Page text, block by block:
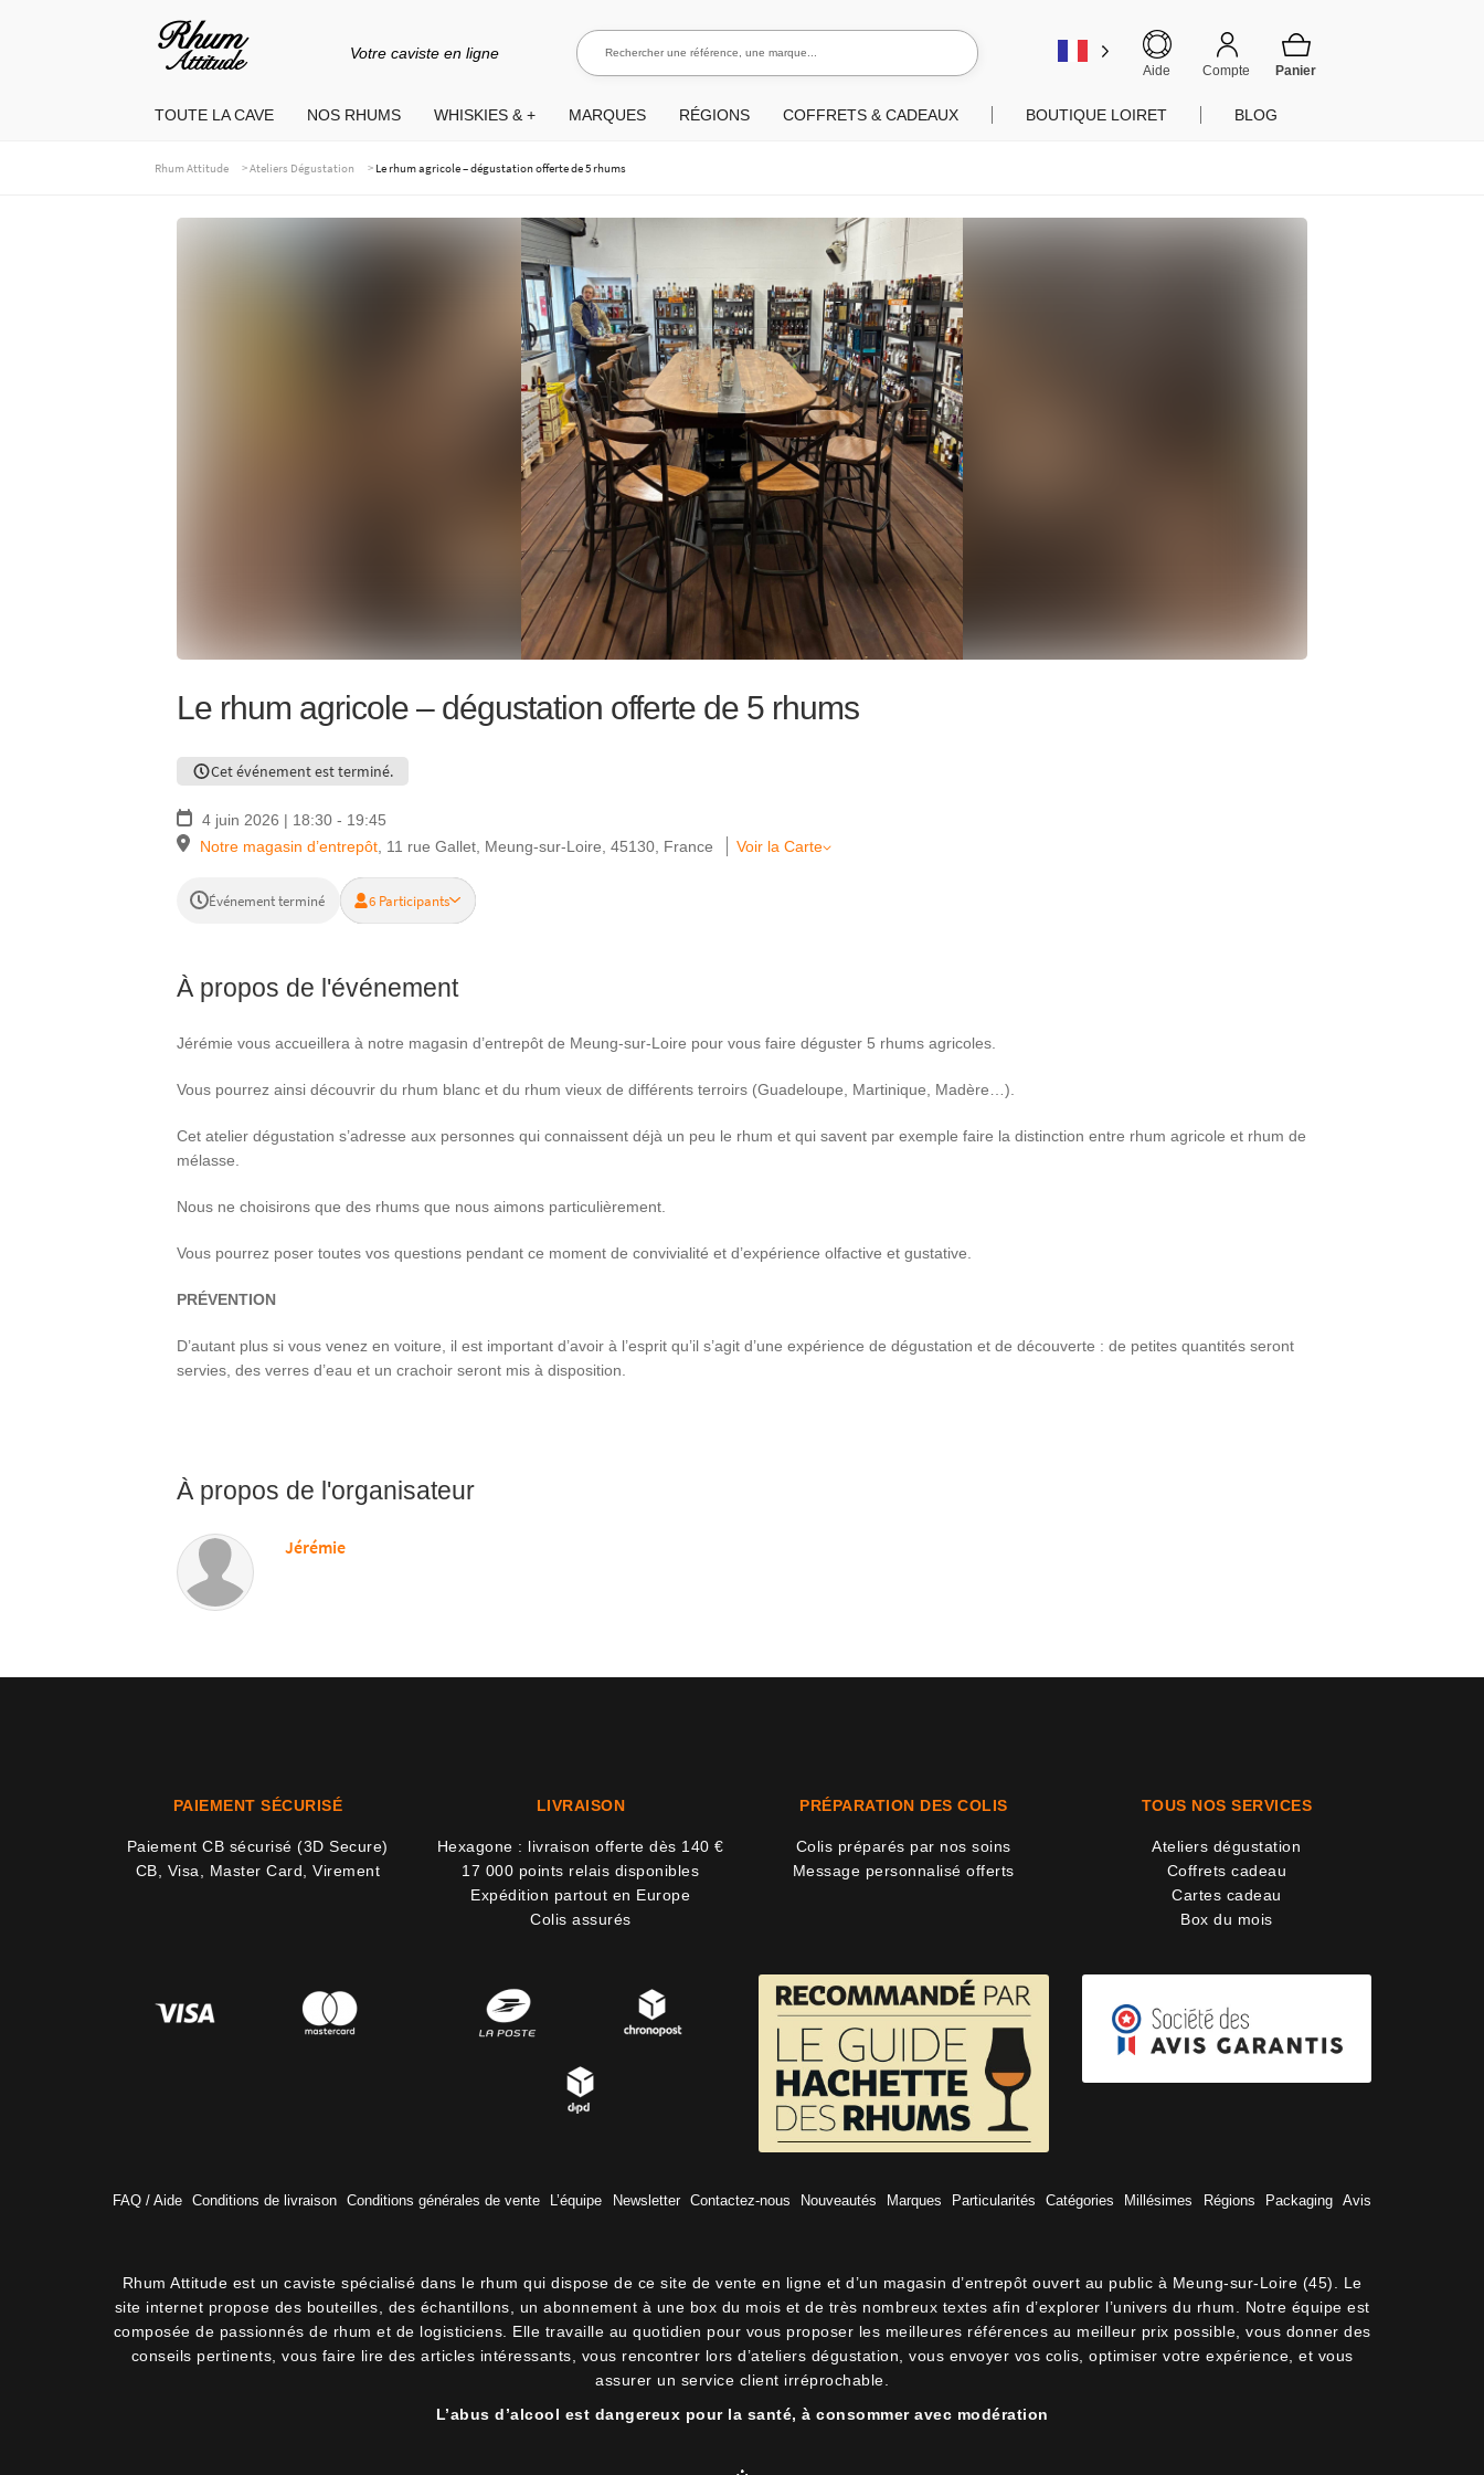
Aller
la
Aller
contenu
Votre caviste en ligne
Aide Compte
Rechercher une référence, une marque...
Rechercher
TOUTE LA CAVE NOS RHUMS WHISKIES & + MARQUES RÉGIONS COFFRETS & CADEAUX BOUTIQUE LOIRET BLOG
Rhum Attitude >Ateliers Dégustation > Le rhum agricole – dégustation offerte de 5 rhums
Le rhum agricole – dégustation offerte de 5 rhums
Cet événement est terminé.
4 juin 2026 | 18:30 - 19:45
Notre magasin d’entrepôt 11 rue Gallet, Meung-sur-Loire, 45130, France Voir la Carte
Événement terminé 6 Participants
À propos de l'événement
Jérémie vous accueillera à notre magasin d’entrepôt de Meung-sur-Loire pour vous faire déguster 5 rhums agricoles.
Vous pourrez ainsi découvrir du rhum blanc et du rhum vieux de différents terroirs (Guadeloupe, Martinique, Madère…).
Cet atelier dégustation s’adresse aux personnes qui connaissent déjà un peu le rhum et qui savent par exemple faire la distinction entre rhum agricole et rhum de
mélasse.
Nous ne choisirons que des rhums que nous aimons particulièrement.
Vous pourrez poser toutes vos questions pendant ce moment de convivialité et d’expérience olfactive et gustative.
PRÉVENTION
D’autant plus si vous venez en voiture, il est important d’avoir à l’esprit qu’il s’agit d’une expérience de dégustation et de découverte : de petites quantités seront
servies, des verres d’eau et un crachoir seront mis à disposition.
À propos de l'organisateur
Jérémie
PAIEMENT SÉCURISÉ
Paiement CB sécurisé (3D Secure)
CB, Visa, Master Card, Virement
LIVRAISON
Hexagone : livraison offerte dès 140 €
17 000 points relais disponibles
Expédition partout en Europe
Colis assurés
PRÉPARATION DES COLIS
Colis préparés par nos soins
Message personnalisé offerts
TOUS NOS SERVICES
Ateliers dégustation
Coffrets cadeau
Cartes cadeau
Box du mois
FAQ / Aide Conditions de livraison Conditions générales de vente L’équipe Newsletter Contactez-nous Nouveautés Marques Particularités Catégories Millésimes Régions Packaging Avis
Rhum Attitude est un caviste spécialisé dans le rhum qui dispose de ce site de vente en ligne et d’un magasin d’entrepôt ouvert au public à Meung-sur-Loire (45). Le
site internet propose des bouteilles, des échantillons, un abonnement à une box du mois et de très nombreux textes afin d’explorer l’univers du rhum. Notre équipe est
composée de passionnés de rhum et de logisticiens. Elle travaille au quotidien pour vous proposer les meilleures références au meilleur prix possible, vous donner des
conseils pertinents, vous faire lire des articles intéressants, vous rencontrer lors d’ateliers dégustation, vous envoyer vos colis, optimiser votre expérience, et vous
assurer un service client irréprochable.
L’abus d’alcool est dangereux pour la santé, à consommer avec modération